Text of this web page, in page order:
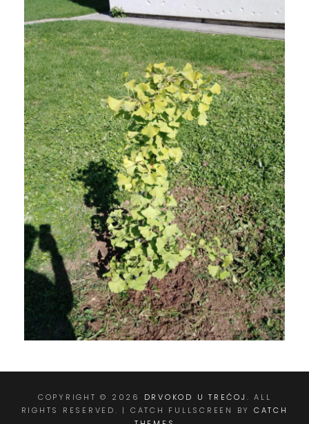
COPYRIGHT © 2026 DRVOKOD U TREĆOJ . ALL
RIGHTS RESERVED. | CATCH FULLSCREEN BY CATCH